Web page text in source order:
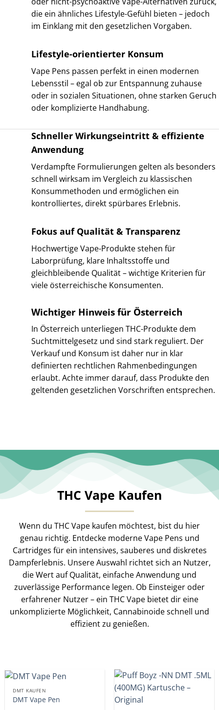
die ein ähnliches Lifestyle-Gefühl bieten – jedoch
im Einklang mit den gesetzlichen Vorgaben.
Lifestyle-orientierter Konsum
Vape Pens passen perfekt in einen modernen
Lebensstil – egal ob zur Entspannung zuhause
oder in sozialen Situationen, ohne starken Geruch
oder komplizierte Handhabung.
Schneller Wirkungseintritt & effiziente
Anwendung
Verdampfte Formulierungen gelten als besonders
schnell wirksam im Vergleich zu klassischen
Konsummethoden und ermöglichen ein
kontrolliertes, direkt spürbares Erlebnis.
Fokus auf Qualität & Transparenz
Hochwertige Vape-Produkte stehen für
Laborprüfung, klare Inhaltsstoffe und
gleichbleibende Qualität – wichtige Kriterien für
viele österreichische Konsumenten.
Wichtiger Hinweis für Österreich
In Österreich unterliegen THC-Produkte dem
Suchtmittelgesetz und sind stark reguliert. Der
Verkauf und Konsum ist daher nur in klar
definierten rechtlichen Rahmenbedingungen
erlaubt. Achte immer darauf, dass Produkte den
geltenden gesetzlichen Vorschriften entsprechen.
THC Vape Kaufen
Wenn du THC Vape kaufen möchtest, bist du hier
genau richtig. Entdecke moderne Vape Pens und
Cartridges für ein intensives, sauberes und diskretes
Dampferlebnis. Unsere Auswahl richtet sich an Nutzer,
die Wert auf Qualität, einfache Anwendung und
zuverlässige Performance legen. Ob Einsteiger oder
erfahrener Nutzer – ein THC Vape bietet dir eine
unkomplizierte Möglichkeit, Cannabinoide schnell und
effizient zu genießen.
DMT KAUFEN
DMT Vape Pen